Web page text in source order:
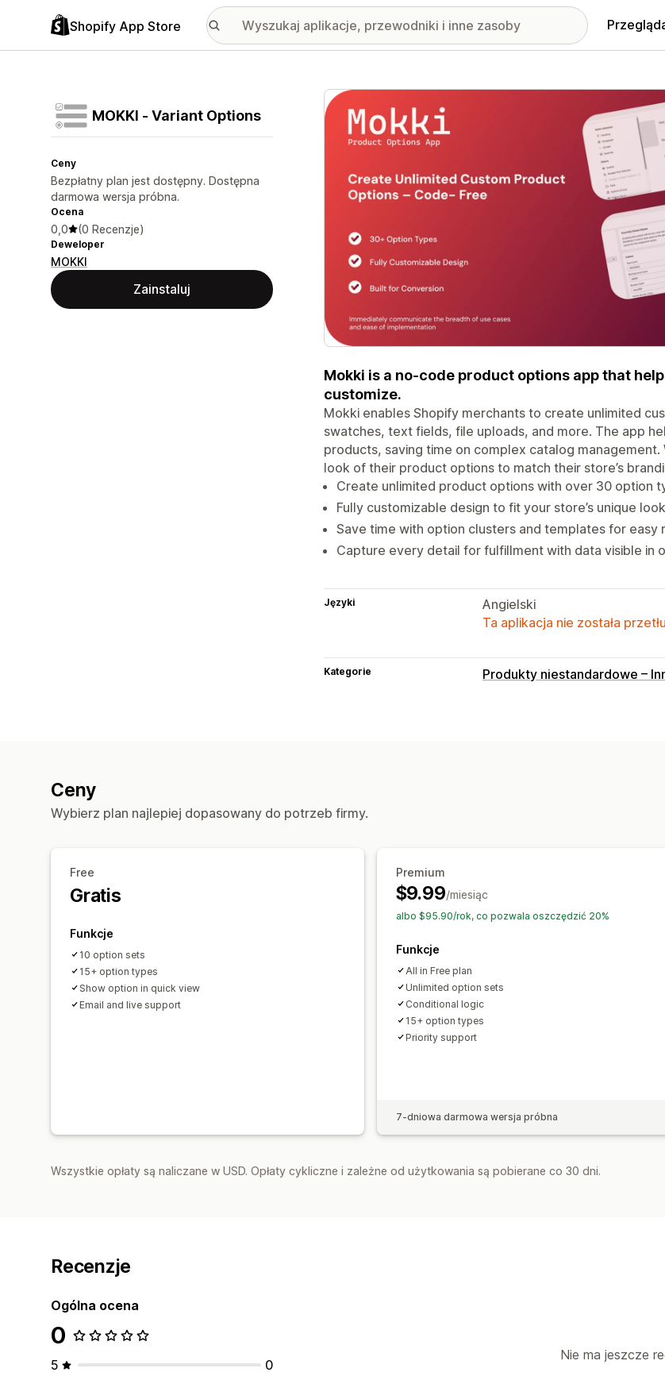
Shopify App Store
MOKKI ‑ Variant Options
Ceny
Bezpłatny plan jest dostępny. Dostępna
darmowa wersja próbna.
Ocena
0,0 (0 Recenzje)
Deweloper
MOKKI
Zainstaluj
Wyróżnione obrazy w galerii
Mokki is a no-code product options app that
customize.
Mokki enables Shopify merchants to create unlimited
swatches, text fields, file uploads, and more. The app
products, saving time on complex catalog
look of their product options to match their store’s
Create unlimited product options with over 30 option
Fully customizable design to fit your store’s unique
Save time with option clusters and templates for easy
Capture every detail for fulfillment with data visible in
Języki
Angielski
Ta aplikacja nie została
Kategorie Produkty niestandardowe –
Ceny
Wybierz plan najlepiej dopasowany do potrzeb firmy.
Free
Gratis
Funkcje
10 option sets
15+ option types
Show option in quick view
Email and live support
Premium
$9.99/miesiąc
albo $95.90/rok, co pozwala oszczędzić 20%
Funkcje
All in Free plan
Unlimited option sets
Conditional logic
15+ option types
Priority support
7-dniowa darmowa wersja próbna
Wszystkie opłaty są naliczane w USD. Opłaty cykliczne i zależne od użytkowania są pobierane co 30 dni.
Recenzje
Ogólna ocena
0
5
0
Nie ma jeszcze